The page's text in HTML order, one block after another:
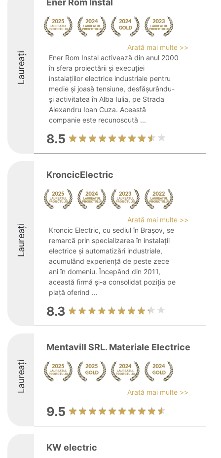
Laureați
Ener Rom Instal
Arată mai multe >>
Ener Rom Instal activează din anul 2000
în sfera proiectării și execuției
instalațiilor electrice industriale pentru
medie și joasă tensiune, desfășurându-
și activitatea în Alba Iulia, pe Strada
Alexandru Ioan Cuza. Această
companie este recunoscută ...
8.5
Laureați
KroncicElectric
Arată mai multe >>
Kroncic Electric, cu sediul în Brașov, se
remarcă prin specializarea în instalații
electrice și automatizări industriale,
acumulând experiență de peste zece
ani în domeniu. Începând din 2011,
această firmă și-a consolidat poziția pe
piață oferind ...
8.3
Laureați
Mentavill SRL. Materiale Electrice
Arată mai multe >>
9.5
KW electric